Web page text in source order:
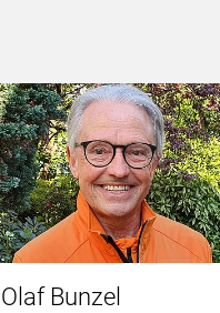
Olaf Bunzel